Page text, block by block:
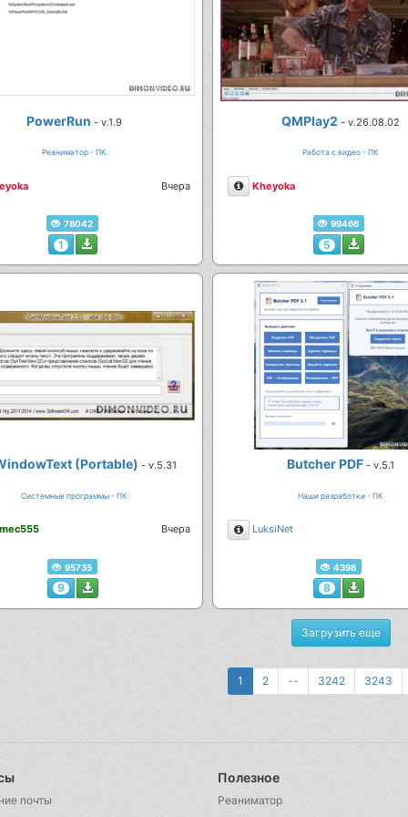
PowerRun - v.1.9
Реаниматор - ПК
Вчера
78042
1
QMPlay2 - v.26.08.02
Работа с видео - ПК
Описание
Kheyoka
99466
5
(Portable) - v.5.31
Системные программы - ПК
Вчера
95735
9
Butcher PDF- v.5.1
Наши разработки - ПК
Описание
LuksiNet
4398
8
Загрузить еще
1 2 -- 3242 3243
почты
Полезное
Реаниматор